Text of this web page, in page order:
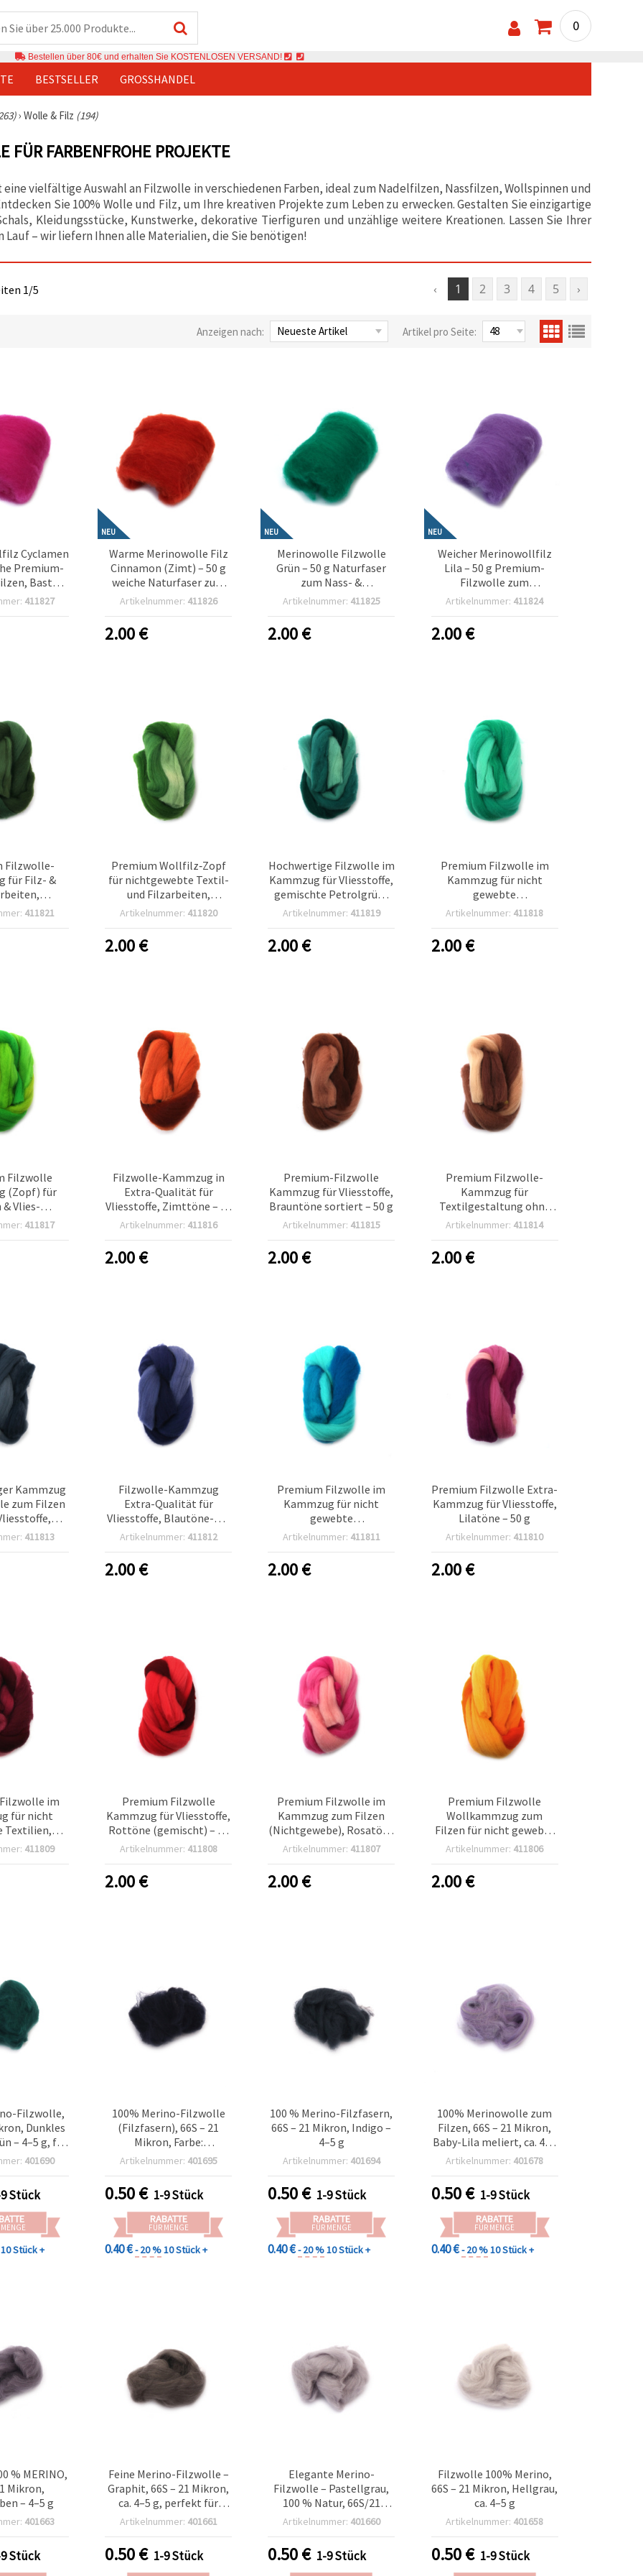
0
Bestellen über 80€ und erhalten Sie KOSTENLOSEN VERSAND!
BESTSELLER GROSSHANDEL
› Wolle & Filz (194)
FÜR FARBENFROHE PROJEKTE
eine vielfältige Auswahl an Filzwolle in verschiedenen Farben, ideal zum Nadelfilzen, Nassfilzen, Wollspinnen und
Sie 100% Wolle und Filz, um Ihre kreativen Projekte zum Leben zu erwecken. Gestalten Sie einzigartige
Kleidungsstücke, Kunstwerke, dekorative Tierfiguren und unzählige weitere Kreationen. Lassen Sie Ihrer
Lauf – wir liefern Ihnen alle Materialien, die Sie benötigen!
‹ 1 2 3 4 5 ›
1/5
Anzeigen nach: Artikel pro Seite:
Cyclamen
Premium-
Basteln
411827
NEU
Warme Merinowolle Filz
Cinnamon (Zimt) – 50 g
weiche Naturfaser zum
Filzen, Basteln &
Textilprojekte
Artikelnummer: 411826
2.00€
NEU
Merinowolle Filzwolle
Grün – 50 g Naturfaser
zum Nass- &
Trockenfilzen für
nachhaltige Textilkunst
Artikelnummer: 411825
2.00€
NEU
Weicher Merinowollfilz
Lila – 50 g Premium-
Filzwolle zum
Nadelfilzen &
Basteln, Handarbeiten &
Textilkunst
Artikelnummer: 411824
2.00€
Filzwolle-
für Filz- &
Farbtöne –
411821
Premium Wollfilz‑Zopf
für nichtgewebte Textil-
und Filzarbeiten,
Grüntöne – 50 g, sortiert
Artikelnummer: 411820
2.00€
Hochwertige Filzwolle im
Kammzug für Vliesstoffe,
gemischte Petrolgrün-
Töne – 50 g
Artikelnummer: 411819
2.00€
Premium Filzwolle im
Kammzug für nicht
gewebte
Textilbasteleien,
Artikelnummer: 411818
2.00€
Filzwolle
(Zopf) für
& Vlies-
411817
Filzwolle-Kammzug in
Extra-Qualität für
Vliesstoffe, Zimttöne – 50
g
Artikelnummer: 411816
2.00€
Premium-Filzwolle
Kammzug für Vliesstoffe,
Brauntöne sortiert – 50 g
Artikelnummer: 411815
2.00€
Premium Filzwolle-
Kammzug für
Textilgestaltung ohne
Weben (Nadelfilzen &
Artikelnummer: 411814
2.00€
Kammzug
zum Filzen
Farbtöne –
411813
Filzwolle-Kammzug
Extra-Qualität für
Vliesstoffe, Blautöne-Mix
– 50 g
Artikelnummer: 411812
2.00€
Premium Filzwolle im
Kammzug für nicht
gewebte
Textilhandarbeiten,
Artikelnummer: 411811
2.00€
Premium Filzwolle Extra-
Kammzug für Vliesstoffe,
Lilatöne – 50 g
Artikelnummer: 411810
2.00€
im
für nicht
Textilien,
- 50 g
411809
Premium Filzwolle
Kammzug für Vliesstoffe,
Rottöne (gemischt) – 50
g
Artikelnummer: 411808
2.00€
Premium Filzwolle im
Kammzug zum Filzen
(Nichtgewebe), Rosatöne
gemischt – 50 g
Artikelnummer: 411807
2.00€
Premium Filzwolle
Wollkammzug zum
Filzen für nicht gewebte
Textilien, Gelbtöne – 50 g
Artikelnummer: 411806
2.00€
Filzwolle,
Dunkles
– 4–5 g, für
&
401690
Stück
10 Stück +
100% Merino-Filzwolle
(Filzfasern), 66S – 21
Mikron, Farbe:
Dunkelindigo, 4–5 g
Artikelnummer: 401695
0.50€ 1-9 Stück
RABATTE
FÜR MENGE
0.40 €- 20 %10 Stück +
100 % Merino-Filzfasern,
66S – 21 Mikron, Indigo –
4–5 g
Artikelnummer: 401694
0.50€ 1-9 Stück
RABATTE
FÜR MENGE
0.40 €- 20 %10 Stück +
100% Merinowolle zum
Filzen, 66S – 21 Mikron,
Baby-Lila meliert, ca. 4–5
g
Artikelnummer: 401678
0.50€ 1-9 Stück
RABATTE
FÜR MENGE
0.40 €- 20 %10 Stück +
% MERINO,
Mikron,
– 4–5 g
401663
Stück
Feine Merino-Filzwolle –
Graphit, 66S – 21 Mikron,
ca. 4–5 g, perfekt für
Nass- & Trockenfilzen
Artikelnummer: 401661
0.50€ 1-9 Stück
Elegante Merino-
Filzwolle – Pastellgrau,
100 % Natur, 66S/21
Mikron, 4–5 g – perfekt
Nadelfilzen) und Basteln
Artikelnummer: 401660
0.50€ 1-9 Stück
Filzwolle 100% Merino,
66S – 21 Mikron, Hellgrau,
ca. 4–5 g
Artikelnummer: 401658
0.50€ 1-9 Stück